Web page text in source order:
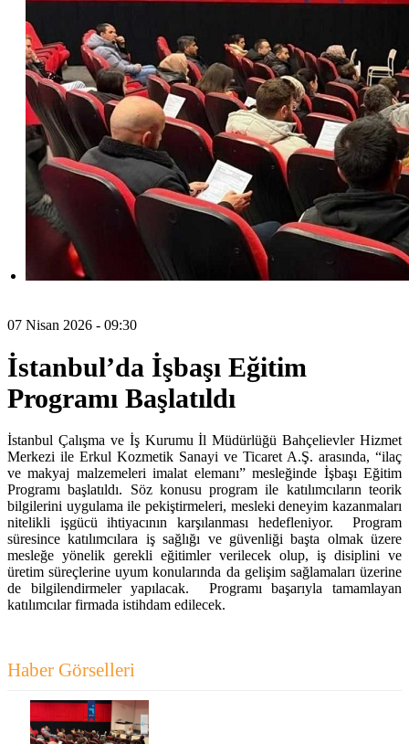
07 Nisan 2026 - 09:30
İstanbul’da İşbaşı Eğitim
Programı Başlatıldı
İstanbul Çalışma ve İş Kurumu İl Müdürlüğü Bahçelievler Hizmet
Merkezi ile Erkul Kozmetik Sanayi ve Ticaret A.Ş. arasında, “ilaç
ve makyaj malzemeleri imalat elemanı” mesleğinde İşbaşı Eğitim
Programı başlatıldı. Söz konusu program ile katılımcıların teorik
bilgilerini uygulama ile pekiştirmeleri, mesleki deneyim kazanmaları
nitelikli işgücü ihtiyacının karşılanması hedefleniyor.
Program
süresince katılımcılara iş sağlığı ve güvenliği başta olmak üzere
mesleğe yönelik gerekli eğitimler verilecek olup, iş disiplini ve
üretim süreçlerine uyum konularında da gelişim sağlamaları üzerine
de bilgilendirmeler yapılacak. Programı başarıyla tamamlayan
katılımcılar firmada istihdam edilecek.
Haber Görselleri